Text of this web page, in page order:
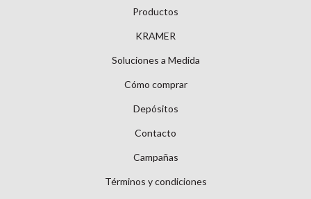
Productos
KRAMER
Soluciones a Medida
Cómo comprar
Depósitos
Contacto
Campañas
Términos y condiciones